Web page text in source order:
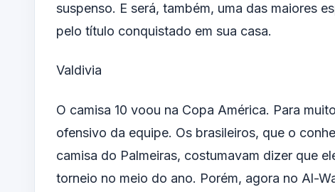
suspenso. E será, também, uma das maiores
pelo título conquistado em sua casa.
Valdivia
O camisa 10 voou na Copa América. Para
ofensivo da equipe. Os brasileiros, que o
camisa do Palmeiras, costumavam dizer que
torneio no meio do ano. Porém, agora no Al-